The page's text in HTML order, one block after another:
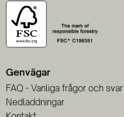
Genvägar
FAQ - Vanliga frågor och svar
Nedladdningar